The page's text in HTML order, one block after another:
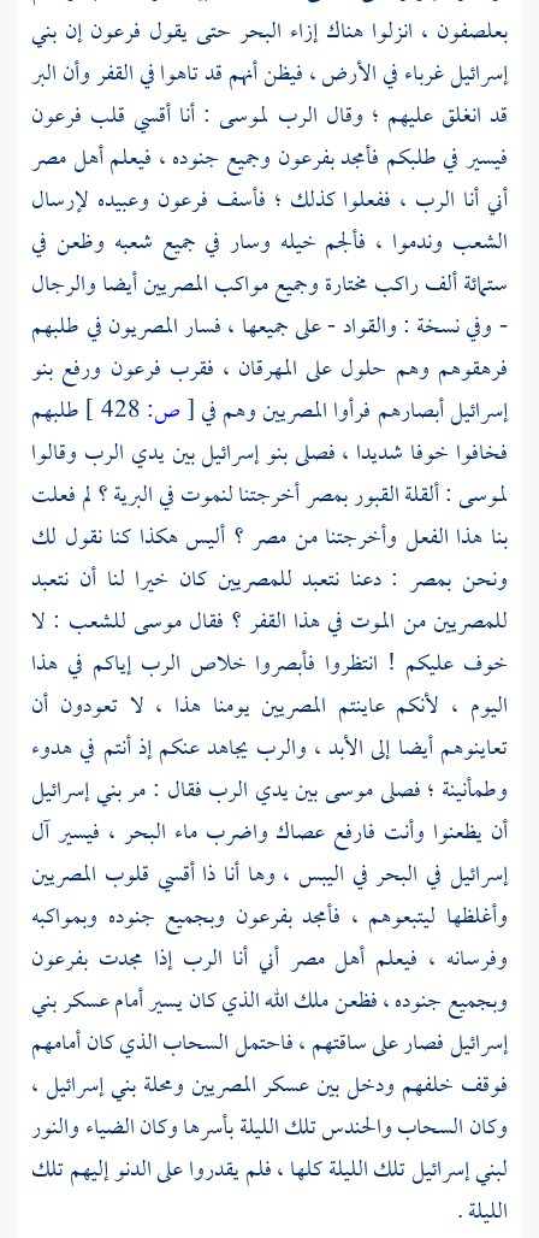
بعلصفون ، انزلوا هناك إزاء البحر حتى يقول فرعونإن بني
إسرائيل غرباء في الأرض ، فيظن أنهم قد تاهوا في القفر وأن البر
قد انغلق عليهم ؛ وقال الرب لموسى : أنا أقسي قلب فرعون
فيسير في طلبكم فأمجدبفرعون وجميع جنوده ، فيعلم أهلمصر
أني أنا الرب ، ففعلوا كذلك ؛ فأسف فرعون وعبيده لإرسال
الشعب وندموا ، فألجم خيله وسار في جميع شعبه وظعن في
ستمائة ألف راكب مختارة وجميع مواكب المصريين أيضا والرجال
- وفي نسخة : والقواد - على جميعها ، فسار المصريون في طلبهم
فرهقوهم وهم حلول على المهرقان ، فقرب فرعون ورفع بنو
إسرائيل أبصارهم فرأوا المصريين وهم في[ص:
طلبهم
فخافوا خوفا شديدا ، فصلى بنو إسرائيل بين يدي الرب وقالوا
لموسى: ألقلة القبوربمصرأخرجتنا لنموت في البرية ؟ لم فعلت
بنا هذا الفعل وأخرجتنا منمصر؟ أليس هكذا كنا نقول لك
ونحن بمصر : دعنا نتعبد للمصريين كان خيرا لنا أن نتعبد
للمصريين من الموت في هذا القفر ؟ فقالموسىللشعب : لا
خوف عليكم ! انتظروا فأبصروا خلاص الرب إياكم في هذا
اليوم ، لأنكم عاينتم المصريين يومنا هذا ، لا تعودون أن
تعاينوهم أيضا إلى الأبد ، والرب يجاهد عنكم إذ أنتم في هدوء
وطمأنينة ؛ فصلىموسىبين يدي الرب فقال : مر بني إسرائيل
أن يظعنوا وأنت فارفع عصاك واضرب ماء البحر ، فيسير آل
إسرائيل في البحر في اليبس ، وها أنا ذا أقسي قلوب المصريين
وأغلظها ليتبعوهم ، فأمجدبفرعون وبجميع جنوده وبمواكبه
وفرسانه ، فيعلم أهلمصر أني أنا الرب إذا مجدت بفرعون
وبجميع جنوده ، فظعن ملك الله الذي كان يسير أمام عسكر بني
إسرائيل فصار على ساقتهم ، فاحتمل السحاب الذي كان أمامهم
فوقف خلفهم ودخل بين عسكر المصريين ومحلة بني إسرائيل ،
وكان السحاب والحندس تلك الليلة بأسرها وكان الضياء والنور
لبني إسرائيل تلك الليلة كلها ، فلم يقدروا على الدنو إليهم تلك
الليلة .